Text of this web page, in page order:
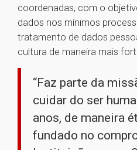
coordenadas, com o
dados nos mínimos
tratamento de dados
cultura de maneira mais
“Faz parte da
cuidar do ser
anos, de maneira
fundado no